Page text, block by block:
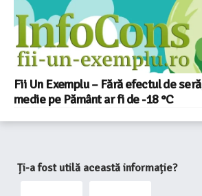
Fii Un Exemplu – Fără efectul de
medie pe Pământ ar fi de -18 °C
Ți-a fost utilă această informație?